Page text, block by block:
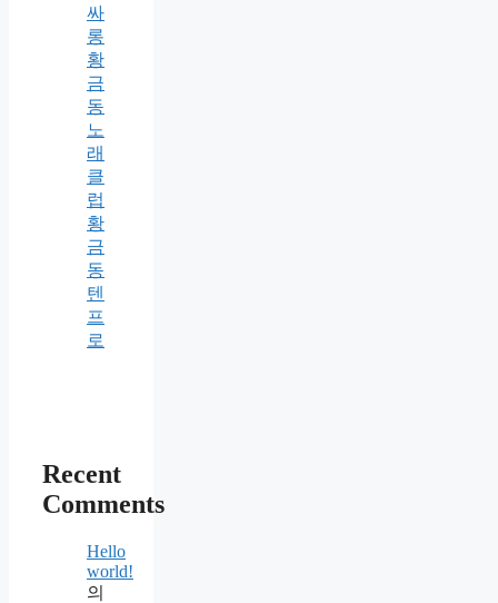
싸
롱
황
금
동
노
래
클
럽
황
금
동
텐
프
로
Recent
Comments
Hello
world!
의